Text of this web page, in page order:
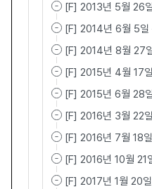
[F] 2013년 5월 26
[F] 2014년 6월 5일
[F] 2014년 8월 27
[F] 2015년 4월 17
[F] 2015년 6월 28
[F] 2016년 3월 22
[F] 2016년 7월 18
[F] 2016년 10월 21
[F] 2017년 1월 20